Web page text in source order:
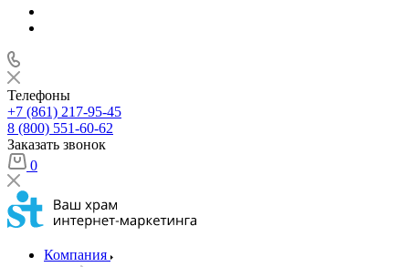
Телефоны
+7 (861) 217-95-45
8 (800) 551-60-62
Заказать звонок
0
Компания